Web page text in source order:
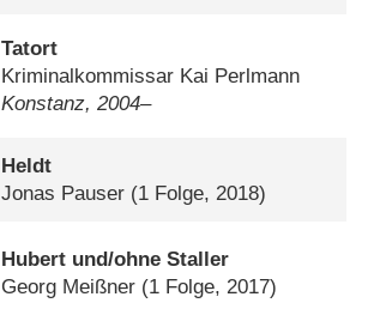
Tatort
Kriminalkommissar Kai Perlmann
Konstanz, 2004–
Heldt
Jonas Pauser (1 Folge, 2018)
Hubert und/​ohne Staller
Georg Meißner (1 Folge, 2017)